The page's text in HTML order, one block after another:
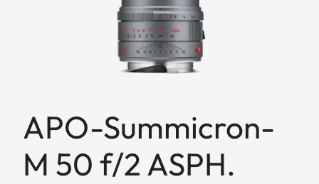
APO-Summicron-
M 50 f/2 ASPH.